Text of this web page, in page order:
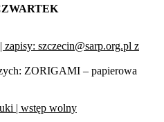
szczecin@sarp.org.pl z
ZORIGAMI – papierowa
| wstęp wolny